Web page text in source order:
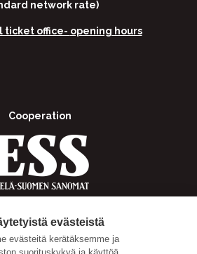
evästeistä
evästeitä kerätäksemme ja
network rate)
ticket office- opening hours
Cooperation